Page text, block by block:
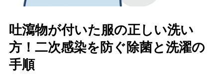
吐瀉物が付いた服の正しい洗い
方！二次感染を防ぐ除菌と洗濯の
手順